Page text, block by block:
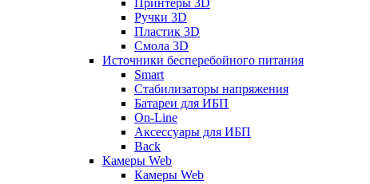
Принтеры 3D
Ручки 3D
Пластик 3D
Смола 3D
Источники бесперебойного питания
Smart
Стабилизаторы напряжения
Батареи для ИБП
On-Line
Аксессуары для ИБП
Back
Камеры Web
Камеры Web